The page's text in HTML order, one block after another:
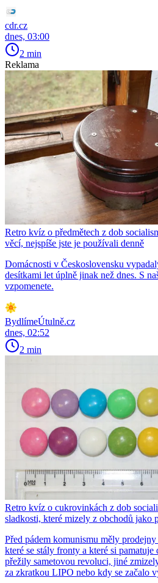
cdr.cz
dnes, 03:00
2 min
Reklama
Retro kvíz o předmětech z dob
věcí, nejspíše jste je používali denně
Domácnosti v Československu
desítkami let úplně jinak než dnes. S
vzpomenete.
BydlímeÚtulně.cz
dnes, 02:52
2 min
Retro kvíz o cukrovinkách z dob
sladkosti, které mizely z obchodů jako
Před pádem komunismu měly
které se stály fronty a které si
přežily sametovou revoluci, jiné
za zkratkou LIPO nebo kdy se začalo